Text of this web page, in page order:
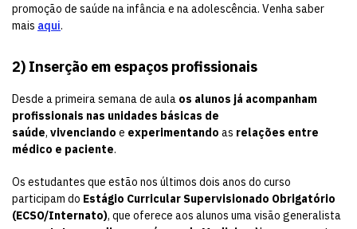
promoção de saúde na infância e na adolescência. Venha saber
mais aqui.
2) Inserção em espaços profissionais
Desde a primeira semana de aula os alunos já acompanham
profissionais nas unidades básicas de
saúde, vivenciando e experimentando as relações entre
médico e paciente.
Os estudantes que estão nos últimos dois anos do curso
participam do Estágio Curricular Supervisionado Obrigatório
(ECSO/Internato), que oferece aos alunos uma visão generalista